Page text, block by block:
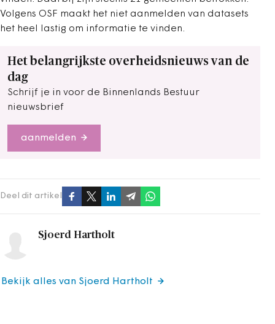
Volgens OSF maakt het niet aanmelden van datasets
het heel lastig om informatie te vinden.
Het belangrijkste overheidsnieuws van de
dag
Schrijf je in voor de Binnenlands Bestuur
nieuwsbrief
aanmelden
Deel dit artikel
Sjoerd Hartholt
Bekijk alles van Sjoerd Hartholt